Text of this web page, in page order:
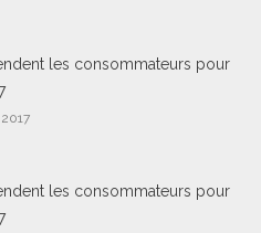
les consommateurs pour
les consommateurs pour